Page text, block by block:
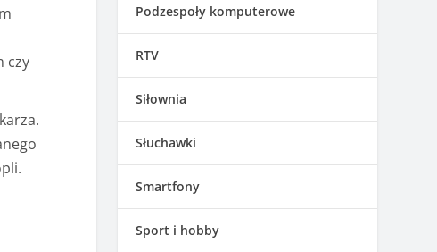
czy
Podzespoły komputerowe
RTV
Siłownia
Słuchawki
Smartfony
Sport i hobby